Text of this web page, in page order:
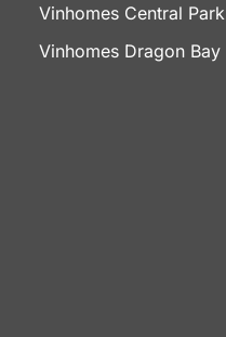
Vinhomes Central Park
Vinhomes Dragon Bay